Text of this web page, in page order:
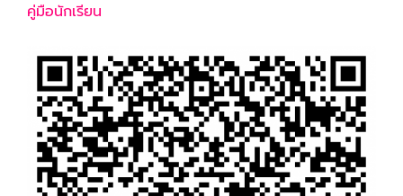
คู่มือนักเรียน